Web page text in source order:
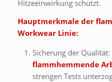
Hitzeeinwirkung schützt.
Hauptmerkmale der
Workwear Linie:
Sicherung der Qualität:
flammhemmende
strengen Tests